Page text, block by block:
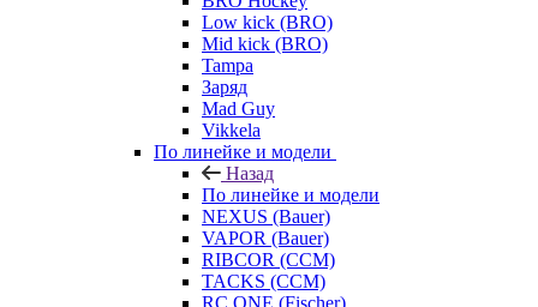
Low kick (BRO)
Mid kick (BRO)
Tampa
Заряд
Mad Guy
Vikkela
По линейке и модели
Назад
По линейке и модели
NEXUS (Bauer)
VAPOR (Bauer)
RIBCOR (CCM)
TACKS (CCM)
RC ONE (Fischer)